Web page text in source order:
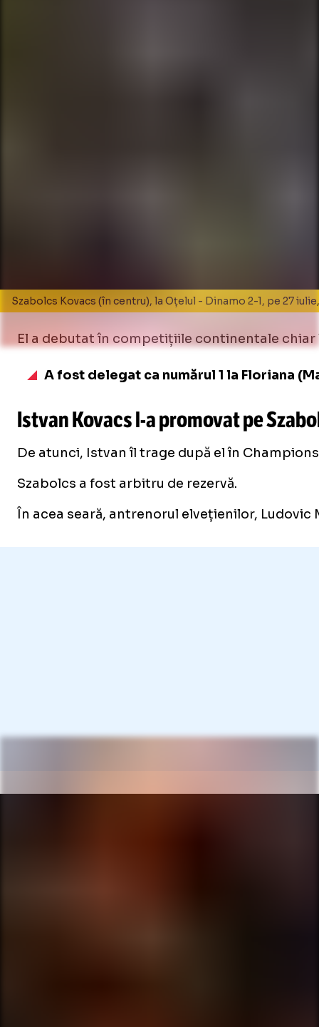
Szabolcs Kovacs (în centru), la Oțelul - Dinamo 2-1, pe 27
El a debutat în competițiile continentale
A fost delegat ca numărul 1 la Floriana
Istvan Kovacsl-apromovat pe
De atunci, Istvan îl trage după el în
Szabolcs a fost arbitru de rezervă.
În acea seară, antrenorul elvețienilor,